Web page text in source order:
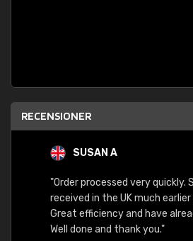
RECENSIONER
SUSAN A
"Order processed very quickly.
received in the UK much
Great efficiency and have
Well done and thank you."